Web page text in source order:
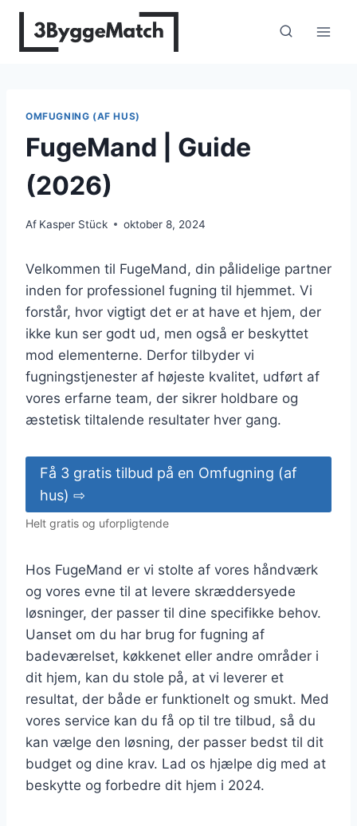
Fortsæt
indhold
OMFUGNING (AF HUS)
FugeMand | Guide
(2026)
Af Kasper Stück oktober 8, 2024
Velkommen til FugeMand, din pålidelige partner
inden for professionel fugning til hjemmet. Vi
forstår, hvor vigtigt det er at have et hjem, der
ikke kun ser godt ud, men også er beskyttet
mod elementerne. Derfor tilbyder vi
fugningstjenester af højeste kvalitet, udført af
vores erfarne team, der sikrer holdbare og
æstetisk tiltalende resultater hver gang.
Få 3 gratis tilbud på en Omfugning (af
hus) ⇨
Helt gratis og uforpligtende
Hos FugeMand er vi stolte af vores håndværk
og vores evne til at levere skræddersyede
løsninger, der passer til dine specifikke behov.
Uanset om du har brug for fugning af
badeværelset, køkkenet eller andre områder i
dit hjem, kan du stole på, at vi leverer et
resultat, der både er funktionelt og smukt. Med
vores service kan du få op til tre tilbud, så du
kan vælge den løsning, der passer bedst til dit
budget og dine krav. Lad os hjælpe dig med at
beskytte og forbedre dit hjem i 2024.